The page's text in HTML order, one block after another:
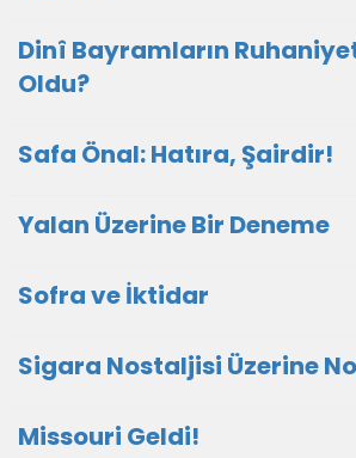
Dinî Bayramların
Oldu?
Safa Önal: Hatıra, Şairdir!
Yalan Üzerine Bir Deneme
Sofra ve İktidar
Sigara Nostaljisi Üzerine
Missouri Geldi!